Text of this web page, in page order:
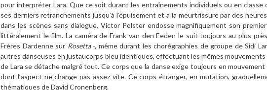
pour interpréter Lara. Que ce soit durant les entraînements individuels ou en classe
ses derniers retranchements jusqu’à l’épuisement et à la meurtrissure par des
dans les scènes sans dialogue, Victor Polster endosse magnifiquement son
littéralement le film. La caméra de Frank van den Eeden le suit toujours au plus
Frères Dardenne sur Rosetta-, même durant les chorégraphies de groupe de Sidi
autres danseuses en justaucorps bleu identiques, effectuant les mêmes
de Lara se détache malgré tout. Ce corps que la danse exige toujours en mouvement
dont l’aspect ne change pas assez vite. Ce corps étranger, en mutation,
thématiques de David Cronenberg.